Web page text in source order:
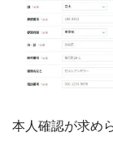
本人確認が求め